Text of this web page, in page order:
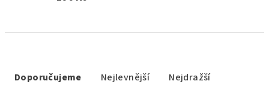
Doporučujeme Nejlevnější Nejdražší